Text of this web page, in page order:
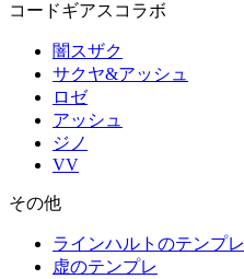
コードギアスコラボ
闇スザク
サクヤ&アッシュ
ロゼ
アッシュ
ジノ
VV
その他
ラインハルトのテンプレ
虚のテンプレ